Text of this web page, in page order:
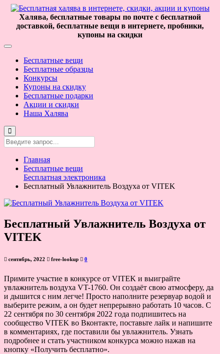
Халява, бесплатные товары по почте с бесплатной
доставкой, бесплатные вещи в интернете, пробники,
купоны на скидки
Бесплатные вещи
Бесплатные образцы
Конкурсы
Купоны на скидку
Бесплатные подарки
Акции и скидки
Наша Халява
Главная
Бесплатные вещи
Бесплатная электроника
Бесплатный Увлажнитель Воздуха от VITEK
Бесплатный Увлажнитель Воздуха от
VITEK
сентябрь, 2022 free-lookup 0
Примите участие в конкурсе от VITEK и выиграйте
увлажнитель воздуха VT-1760. Он создаёт свою атмосферу, да
и дышится с ним легче! Просто наполните резервуар водой и
выберите режим, а он будет непрерывно работать 10 часов. С
22 сентября по 30 сентября 2022 года подпишитесь на
сообщество VITEK во Вконтакте, поставьте лайк и напишите
в комментариях, где поставили бы увлажнитель. Узнать
подробнее и стать участником конкурса можно нажав на
кнопку «Получить бесплатно».